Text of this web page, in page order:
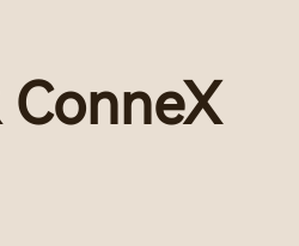
ConneX